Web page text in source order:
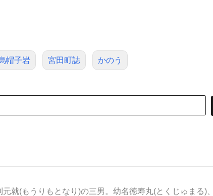
帽子岩 宮田町誌 かのう
就(もうりもとなり)の三男。幼名徳寿丸(とくじゅまる)